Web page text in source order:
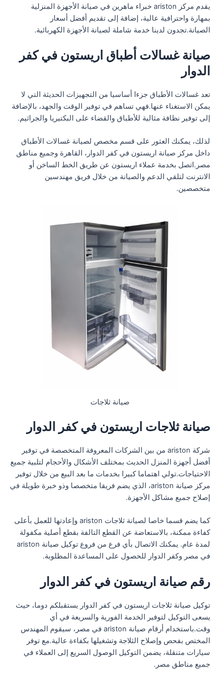
يقدم مركز ariston خبراء ماهرين في صيانة الأجهزة المنزلية
بمهارة واحترافية عالية، إضافة إلى تقديم أفضل أسعار
الصيانة.تجدون لدينا خدمة شاملة لصيانة الأجهزة الكهربائية.
صيانة غسالات أطباق اريستون في كفر
الدوار
تعد غسالات الأطباق جزءا أساسيا من التجهيزات الحديثة التي لا
يمكن الاستغناء عنها.فهي تساهم في توفير الوقت والجهد، بالإضافة
إلى توفير نظافة مثالية للأطباق والقضاء على البكتيريا والجراثيم.
لذلك، يمكنك العثور على قسم مخصص لصيانة غسالات الأطباق
داخل مركز صيانة اريستون في كفر الدوار، القاهرة وجميع مناطق
مصر.اتصل بخدمة عملاء اريستون عن طريق الخط الساخن أو
الانترنت لتلقي الدعم والصيانة من خلال فريق مهندسين
متخصصين.
صيانة ثلاجات
صيانة ثلاجات اريستون في كفر الدوار
شركة ariston من بين الشركات المعروفة المتخصصة في توفير
أفضل أجهزة المنزل الحديث بمختلف الأشكال والأحجام لتلبية جميع
الاحتياجات.تولي اهتماما كبيرا بخدمات ما بعد البيع من خلال توفير
مركز صيانة ariston، الذي يضم فريقا متخصصا وذو خبرة طويلة في
إصلاح جميع مشاكل الأجهزة.
كما يضم قسما خاصا لصيانة ثلاجات ariston وإعادتها للعمل بأعلى
كفاءة ممكنة، بالاستعاضة عن القطع التالفة بقطع أصلية مكفولة
لمدة عام. يمكنك الاتصال بأي فرع من فروع توكيل صيانة ariston
في مصر وكفر الدوار للحصول على المساعدة المطلوبة.
رقم صيانة اريستون في كفر الدوار
توكيل صيانة ثلاجات اريستون في كفر الدوار يستقبلكم دوما، حيث
يسعى التوكيل لتوفير الخدمة الفورية والسريعة في أي
وقت.باستخدام أرقام صيانة ariston في مصر، سيقوم المهندس
المختص بفحص وإصلاح الثلاجة وتشغيلها بكفاءة عالية.مع توفر
سيارات متنقلة، يضمن التوكيل الوصول السريع إلى العملاء في
جميع مناطق مصر.